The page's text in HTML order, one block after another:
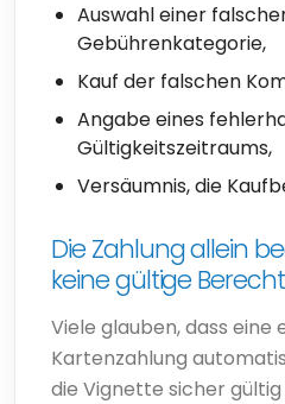
Auswahl einer
Gebührenkategorie,
Kauf der falschen
Angabe eines
Gültigkeitszeitraums,
Versäumnis, die
Die Zahlung allein
keine gültige
Viele glauben, dass eine
Kartenzahlung
die Vignette sicher gültig